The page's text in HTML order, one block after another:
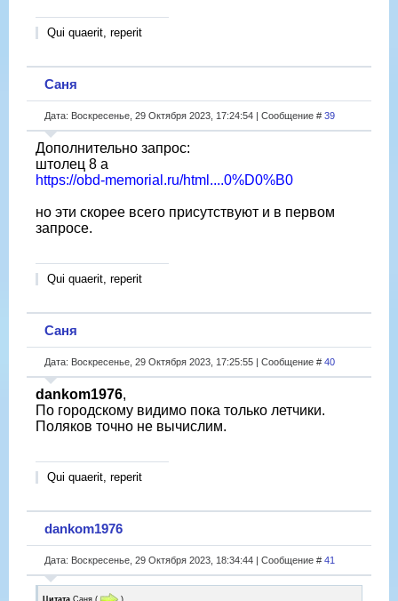
Qui quaerit, reperit
Саня
Дата: Воскресенье, 29 Октября 2023, 17:24:54 | Сообщение # 39
Дополнительно запрос:
штолец 8 а
https://obd-memorial.ru/html....0%D0%B0
но эти скорее всего присутствуют и в первом
запросе.
Qui quaerit, reperit
Саня
Дата: Воскресенье, 29 Октября 2023, 17:25:55 | Сообщение # 40
dankom1976,
По городскому видимо пока только летчики.
Поляков точно не вычислим.
Qui quaerit, reperit
dankom1976
Дата: Воскресенье, 29 Октября 2023, 18:34:44 | Сообщение # 41
Цитата Саня ( )